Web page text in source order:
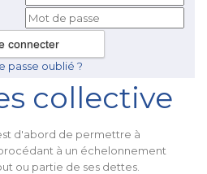
passe oublié ?
collective
d'abord de permettre à
à un échelonnement
ou partie de ses dettes.